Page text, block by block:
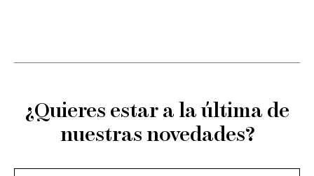
¿Quieres estar a la última de
nuestras novedades?